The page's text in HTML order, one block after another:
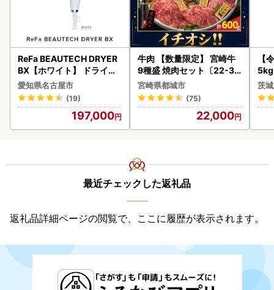
ReFa BEAUTECH DRYER
BX【ホワイト】 ドライヤ
ー 美容 家電 ドライヤー リ
ファ
愛知県名古屋市
(19)
197,000
牛肉 【数量限定】 宮崎牛
9種盛 焼肉セット〔22-31
-006-600g〕都城 イチオ
シ!! 牛肉
宮崎県都城市
(75)
22,000
【
5kg
g x
町
茨
最近チェックした返礼品
返礼品詳細ページの閲覧で、ここに履歴が表示されます。